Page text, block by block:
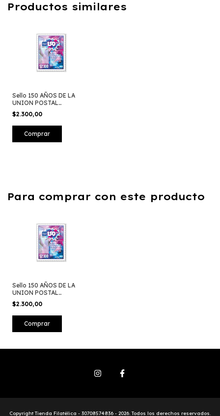
Productos similares
Sello 150 AÑOS DE LA
UNION POSTAL
UNIVERSAL 2024
$2.300,00
Para comprar con este producto
Sello 150 AÑOS DE LA
UNION POSTAL
UNIVERSAL 2024
$2.300,00
Copyright Tienda Filatélica - 30708574836 - 2026. Todos los derechos reservados.